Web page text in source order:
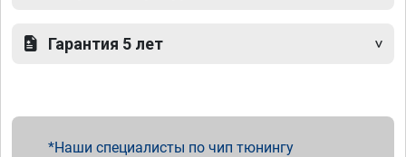
Гарантия 5 лет
Наши специалисты по чип тюнингу